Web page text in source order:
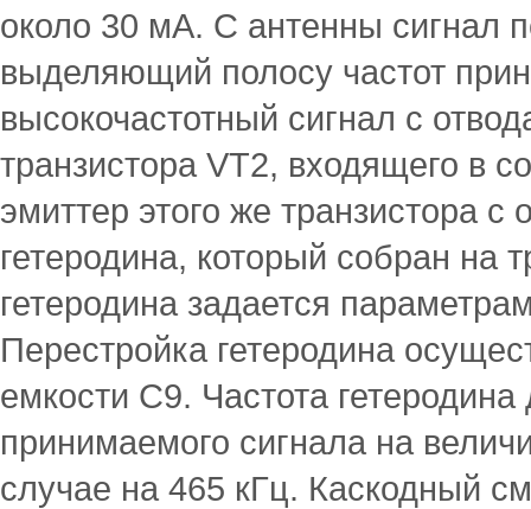
около 30 мА. С антенны сигнал
выделяющий полосу частот
высокочастотный сигнал с
транзистора VT2, входящего в
эмиттер этого же транзистора с
гетеродина, который собран на
гетеродина задается
Перестройка гетеродина
емкости С9. Частота
принимаемого сигнала на
случае на 465 кГц. Каскодный